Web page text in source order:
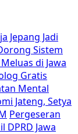
Jepang Jadi
Sistem
di Jawa
Gratis
Mental
Jateng, Setya
Pergeseran
DPRD Jawa